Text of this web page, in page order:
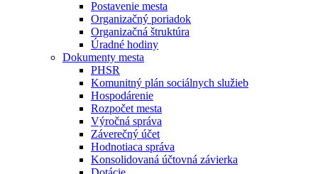
Postavenie mesta
Organizačný poriadok
Organizačná štruktúra
Úradné hodiny
Dokumenty mesta
PHSR
Komunitný plán sociálnych služieb
Hospodárenie
Rozpočet mesta
Výročná správa
Záverečný účet
Hodnotiaca správa
Konsolidovaná účtovná závierka